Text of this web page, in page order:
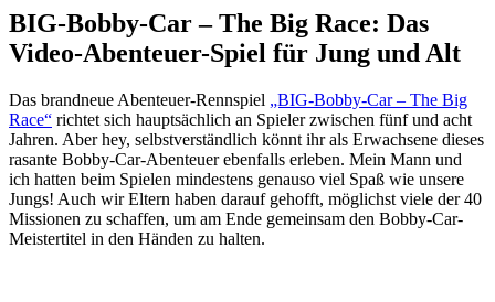
BIG-Bobby-Car – The Big Race: Das
Video-Abenteuer-Spiel für Jung und Alt
Das brandneue Abenteuer-Rennspiel „BIG-Bobby-Car – The Big
Race“ richtet sich hauptsächlich an Spieler zwischen fünf und acht
Jahren. Aber hey, selbstverständlich könnt ihr als Erwachsene dieses
rasante Bobby-Car-Abenteuer ebenfalls erleben. Mein Mann und
ich hatten beim Spielen mindestens genauso viel Spaß wie unsere
Jungs! Auch wir Eltern haben darauf gehofft, möglichst viele der 40
Missionen zu schaffen, um am Ende gemeinsam den Bobby-Car-
Meistertitel in den Händen zu halten.